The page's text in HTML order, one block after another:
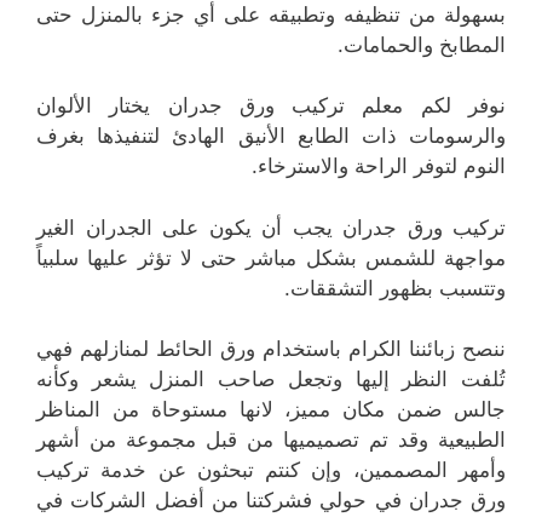
بسهولة من تنظيفه وتطبيقه على أي جزء بالمنزل حتى
المطابخ والحمامات.
نوفر لكم معلم تركيب ورق جدران يختار الألوان
والرسومات ذات الطابع الأنيق الهادئ لتنفيذها بغرف
النوم لتوفر الراحة والاسترخاء.
تركيب ورق جدران يجب أن يكون على الجدران الغير
مواجهة للشمس بشكل مباشر حتى لا تؤثر عليها سلبياً
وتتسبب بظهور التشققات.
ننصح زبائننا الكرام باستخدام ورق الحائط لمنازلهم فهي
تُلفت النظر إليها وتجعل صاحب المنزل يشعر وكأنه
جالس ضمن مكان مميز، لانها مستوحاة من المناظر
الطبيعية وقد تم تصميميها من قبل مجموعة من أشهر
وأمهر المصممين، وإن كنتم تبحثون عن خدمة تركيب
ورق جدران في حولي فشركتنا من أفضل الشركات في